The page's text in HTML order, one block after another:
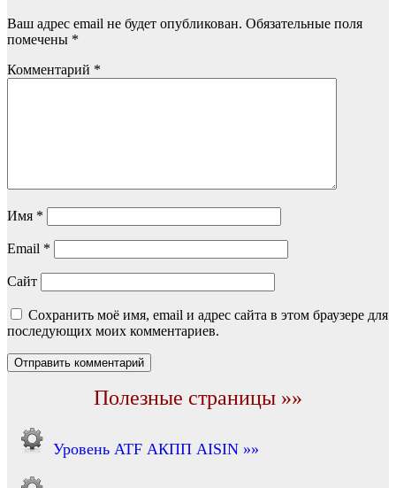
Ваш адрес email не будет опубликован. Обязательные поля
помечены *
Комментарий *
Имя *
Email *
Сайт
Сохранить моё имя, email и адрес сайта в этом браузере для
последующих моих комментариев.
Полезные страницы »»
Уровень ATF АКПП AISIN »»